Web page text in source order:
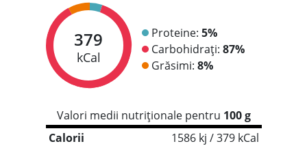
379
kCal
Proteine: 5%
Carbohidrați: 87%
Grăsimi: 8%
Valori medii nutriționale pentru 100 g
Calorii
1586 kj / 379 kCal